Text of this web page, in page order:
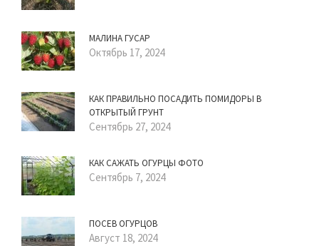
МАЛИНА ГУСАР
Октябрь 17, 2024
КАК ПРАВИЛЬНО ПОСАДИТЬ ПОМИДОРЫ В
ОТКРЫТЫЙ ГРУНТ
Сентябрь 27, 2024
КАК САЖАТЬ ОГУРЦЫ ФОТО
Сентябрь 7, 2024
ПОСЕВ ОГУРЦОВ
Август 18, 2024